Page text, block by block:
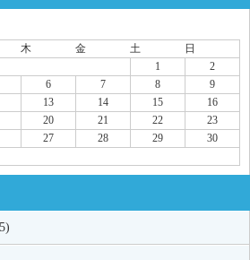
木 金 土
日
1
2
6 7 8
9
13 14 15
16
20 21 22
23
27 28 29
30